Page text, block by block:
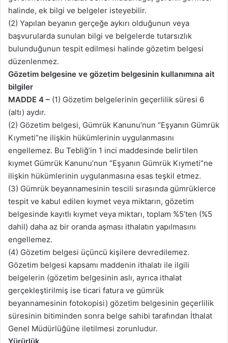
halinde, ek bilgi ve belgeler isteyebilir.
(2) Yapılan beyanın gerçeğe aykırı olduğunun veya
başvurularda sunulan bilgi ve belgelerde tutarsızlık
bulunduğunun tespit edilmesi halinde gözetim belgesi
düzenlenmez.
Gözetim belgesine ve gözetim belgesinin kullanımına ait
bilgiler
MADDE 4 – (1) Gözetim belgelerinin geçerlilik süresi 6
(altı) aydır.
(2) Gözetim belgesi, Gümrük Kanunu’nun “Eşyanın Gümrük
Kıymeti”ne ilişkin hükümlerinin uygulanmasını
engellemez. Bu Tebliğ’in 1 inci maddesinde belirtilen
kıymet Gümrük Kanunu’nun “Eşyanın Gümrük Kıymeti”ne
ilişkin hükümlerinin uygulanmasına esas teşkil etmez.
(3) Gümrük beyannamesinin tescili sırasında gümrüklerce
tespit ve kabul edilen kıymet veya miktarın, gözetim
belgesinde kayıtlı kıymet veya miktarı, toplam %5’ten (%5
dahil) daha az bir oranda aşması ithalatın yapılmasını
engellemez.
(4) Gözetim belgesi üçüncü kişilere devredilemez.
Gözetim belgesi kapsamı maddenin ithalatı ile ilgili
belgelerin (gözetim belgesinin aslı, ayrıca ithalat
gerçekleştirilmiş ise ticari fatura ve gümrük
beyannamesinin fotokopisi) gözetim belgesinin geçerlilik
süresinin bitiminden sonra belge sahibi tarafından İthalat
Genel Müdürlüğüne iletilmesi zorunludur.